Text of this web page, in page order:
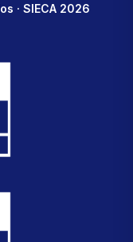
· SIECA 2026